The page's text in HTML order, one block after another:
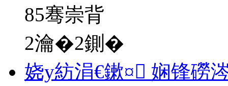
85骞崇背
2瀹�2鍘�
娆у紡涓€鏉¤ 娴锋磱